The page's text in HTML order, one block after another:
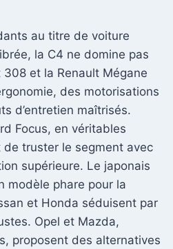
au titre de voiture
la C4 ne domine pas
et la Renault Mégane
des motorisations
d’entretien maîtrisés.
Focus, en véritables
truster le segment avec
supérieure. Le japonais
modèle phare pour la
et Honda séduisent par
Opel et Mazda,
proposent des alternatives